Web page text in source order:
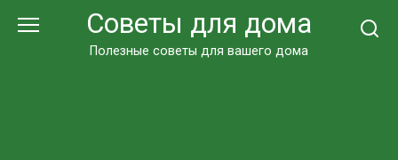
Советы для дома
Полезные советы для вашего дома